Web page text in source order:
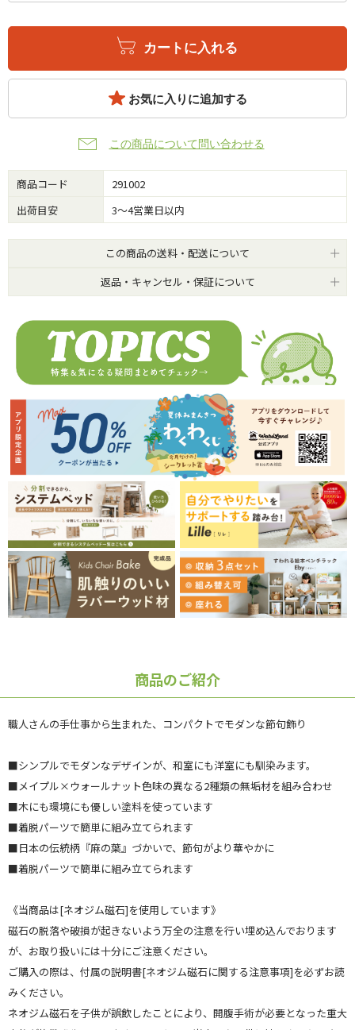
カートに入れる
お気に入りに追加する
この商品について問い合わせる
商品コード
291002
出荷目安
3～4営業日以内
この商品の送料・配送について
返品・キャンセル・保証について
商品のご紹介
職人さんの手仕事から生まれた、コンパクトでモダンな節句飾り
■シンプルでモダンなデザインが、和室にも洋室にも馴染みます。
■メイプル×ウォールナット色味の異なる2種類の無垢材を組み合わせ
■木にも環境にも優しい塗料を使っています
■着脱パーツで簡単に組み立てられます
■日本の伝統柄『麻の葉』づかいで、節句がより華やかに
■着脱パーツで簡単に組み立てられます
《当商品は[ネオジム磁石]を使用しています》
磁石の脱落や破損が起きないよう万全の注意を行い埋め込んでおります
が、お取り扱いには十分にご注意ください。
ご購入の際は、付属の説明書[ネオジム磁石に関する注意事項]を必ずお読
みください。
ネオジム磁石を子供が誤飲したことにより、開腹手術が必要となった重大